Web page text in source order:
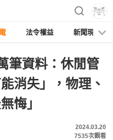
法令權益 新聞現場
筆資料：休閒管
消失」，物理、
悔」
2024.03.20
7535次觀看